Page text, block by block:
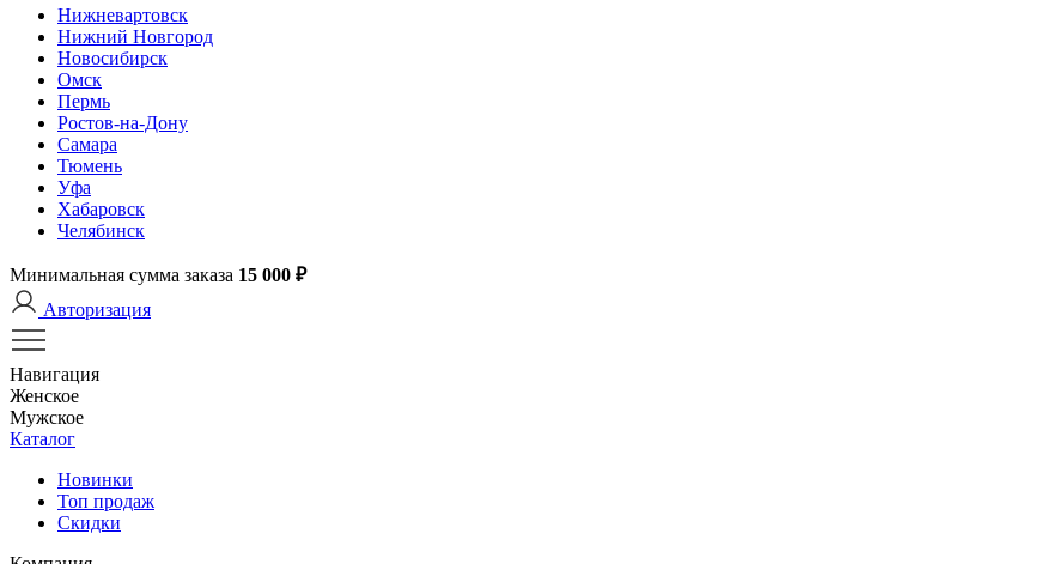
Нижневартовск
Нижний Новгород
Новосибирск
Омск
Пермь
Ростов-на-Дону
Самара
Тюмень
Уфа
Хабаровск
Челябинск
Минимальная сумма заказа 15 000 ₽
Авторизация
Навигация
Женское
Мужское
Каталог
Новинки
Топ продаж
Скидки